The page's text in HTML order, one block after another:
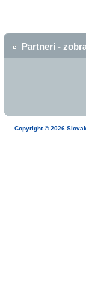
Partneri -
Copyright © 2026